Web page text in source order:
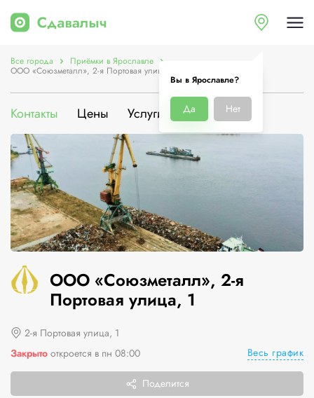
Вы в Ярославле?
Да Нет
Все города Приёмки в Ярославле
ООО «Союзметалл», 2-я Портовая улица, 1
Контакты Цены Услуги О компании
ООО «Союзметалл», 2-я
Портовая улица, 1
2-я Портовая улица, 1
Закрыто откроется в пн 08:00 Весь график
Поделится